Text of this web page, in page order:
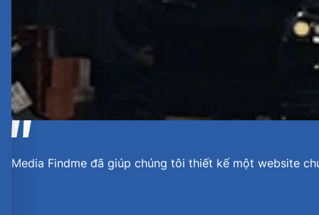
Media Findme đã giúp chúng tôi thiết kế một website